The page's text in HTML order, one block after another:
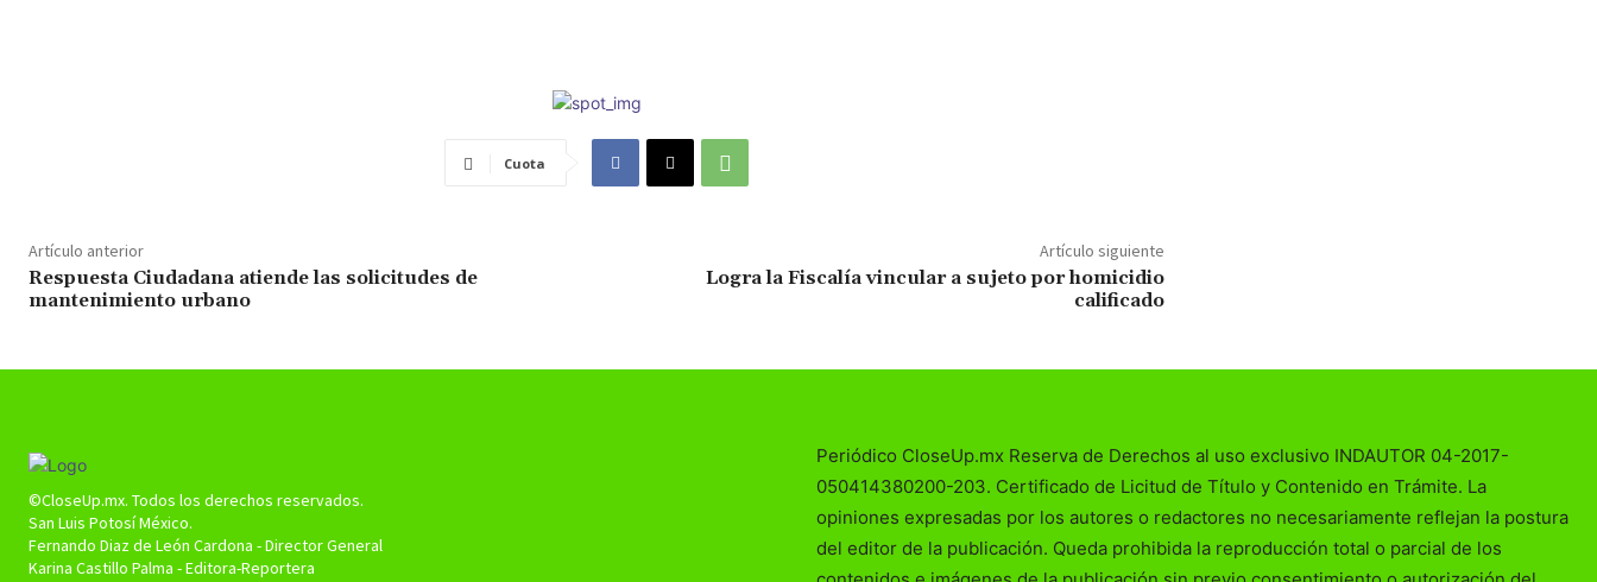
Cuota
Artículo anterior
Respuesta Ciudadana atiende las solicitudes de
mantenimiento urbano
Artículo siguiente
Logra la Fiscalía vincular a sujeto por homicidio
calificado
©CloseUp.mx. Todos los derechos reservados.
San Luis Potosí México.
Fernando Diaz de León Cardona - Director General
Karina Castillo Palma - Editora-Reportera
Periódico CloseUp.mx Reserva de Derechos al uso exclusivo INDAUTOR 04-2017-
050414380200-203. Certificado de Licitud de Título y Contenido en Trámite. La
opiniones expresadas por los autores o redactores no necesariamente reflejan la postura
del editor de la publicación. Queda prohibida la reproducción total o parcial de los